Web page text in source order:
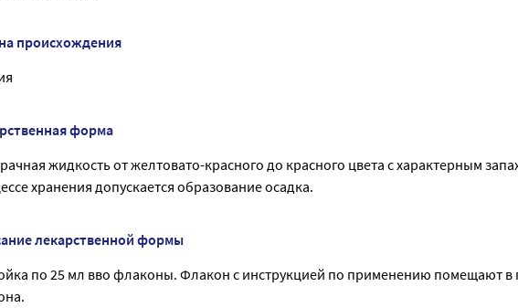
происхождения
форма
жидкость от желтовато-красного до красного цвета с характерным
хранения допускается образование осадка.
лекарственной формы
по 25 мл вво флаконы. Флакон с инструкцией по применению помещают в